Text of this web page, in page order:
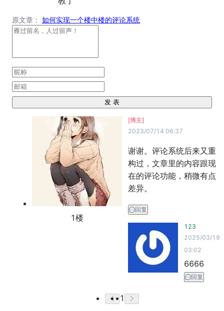
原文章： 如何实现一个楼中楼的评论系统
发 表
1楼
[博主]
2023/07/14 06:37
谢谢。评论系统后来又重
构过，文章里的内容跟现
在的评论功能，稍微有点
差异。
回复
123
2025/03/19
03:02
6666
回复
1